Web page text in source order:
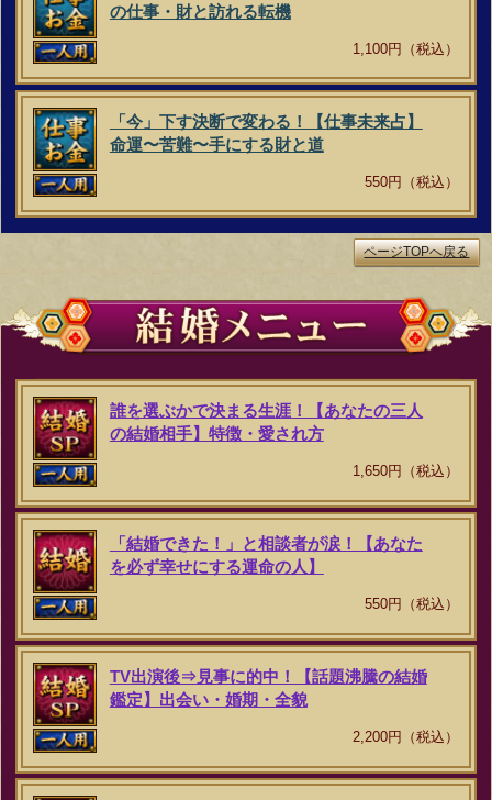
の仕事・財と訪れる転機
1,100円（税込）
「今」下す決断で変わる！【仕事未来占】
命運〜苦難〜手にする財と道
550円（税込）
ページTOPへ戻る
誰を選ぶかで決まる生涯！【あなたの三人
の結婚相手】特徴・愛され方
1,650円（税込）
「結婚できた！」と相談者が涙！【あなた
を必ず幸せにする運命の人】
550円（税込）
TV出演後⇒見事に的中！【話題沸騰の結婚
鑑定】出会い・婚期・全貌
2,200円（税込）